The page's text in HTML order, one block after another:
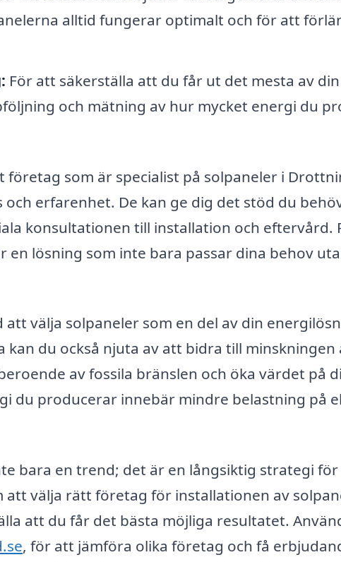
alltid fungerar optimalt och för att
För att säkerställa att du får ut det mesta av
och mätning av hur mycket energi du
som är specialist på solpaneler i
erfarenhet. De kan ge dig det stöd du
konsultationen till installation och eftervård.
en lösning som inte bara passar dina behov
välja solpaneler som en del av din
kan du också njuta av att bidra till minskningen
av fossila bränslen och öka värdet på
du producerar innebär mindre belastning på
bara en trend; det är en långsiktig strategi
att välja rätt företag för installationen av
att du får det bästa möjliga resultatet.
, för att jämföra olika företag och få